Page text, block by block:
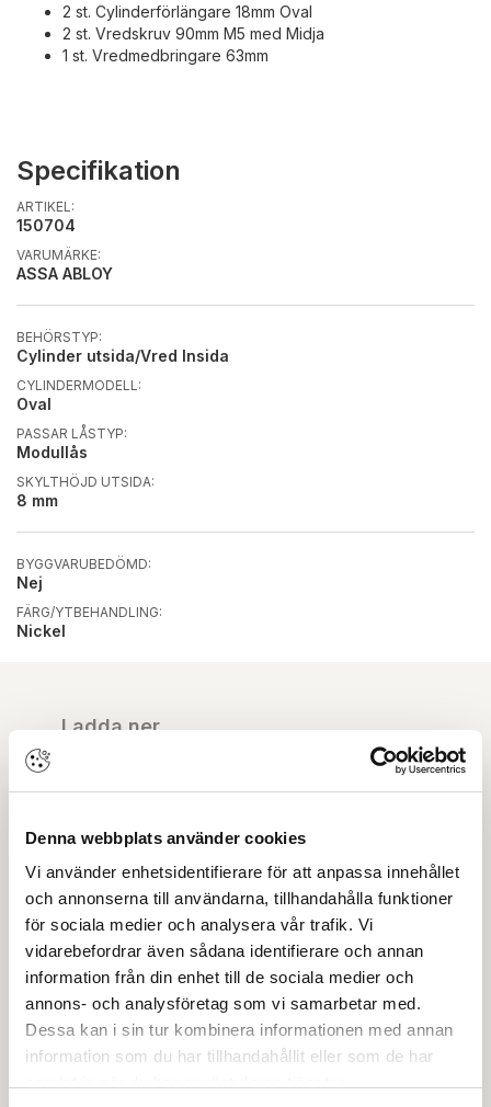
Denna webbplats använder cookies
Vi använder enhetsidentifierare för att anpassa innehållet
och annonserna till användarna, tillhandahålla funktioner
för sociala medier och analysera vår trafik. Vi
vidarebefordrar även sådana identifierare och annan
information från din enhet till de sociala medier och
annons- och analysföretag som vi samarbetar med.
Dessa kan i sin tur kombinera informationen med annan
information som du har tillhandahållit eller som de har
2 st. Cylinderförlängare 18mm Oval
2 st. Vredskruv 90mm M5 med Midja
1 st. Vredmedbringare 63mm
Specifikation
ARTIKEL:
150704
VARUMÄRKE:
ASSA ABLOY
BEHÖRSTYP:
Cylinder utsida/Vred Insida
CYLINDERMODELL:
Oval
PASSAR LÅSTYP:
Modullås
SKYLTHÖJD UTSIDA:
8 mm
BYGGVARUBEDÖMD:
Nej
FÄRG/YTBEHANDLING:
Nickel
Ladda ner
Drift & skötsel
OBS: Vi reserverar oss för att det kan finnas
uppdaterade dokument hos leverantören. Vi jobbar
löpande med att säkerställa att våra dokument är så
aktuella som möjligt.